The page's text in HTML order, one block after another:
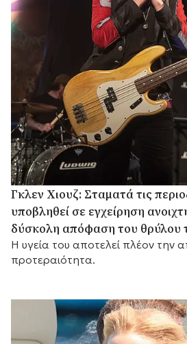
Γκλεν Χιουζ: Σταματά τις
υποβληθεί σε εγχείρηση
δύσκολη απόφαση του θρύλου
Η υγεία του αποτελεί πλέον την
προτεραιότητα.